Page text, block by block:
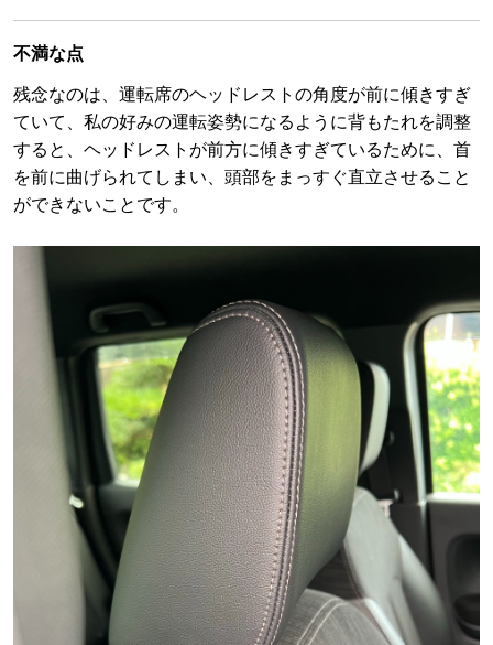
不満な点
残念なのは、運転席のヘッドレストの角度が前に傾きすぎ
ていて、私の好みの運転姿勢になるように背もたれを調整
すると、ヘッドレストが前方に傾きすぎているために、首
を前に曲げられてしまい、頭部をまっすぐ直立させること
ができないことです。